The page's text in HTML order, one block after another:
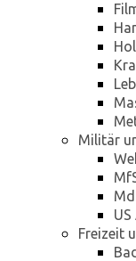
Militär
Freizeit